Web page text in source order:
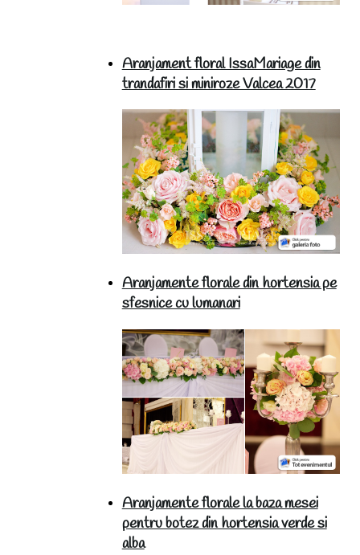
Aranjament floral IssaMariage din
trandafiri si miniroze Valcea 2017
Aranjamente florale din hortensia pe
sfesnice cu lumanari
Aranjamente florale la baza mesei
pentru botez din hortensia verde si
alba